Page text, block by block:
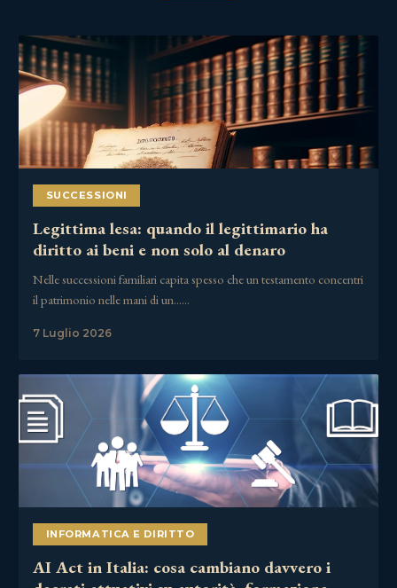
SUCCESSIONI
Legittima lesa: quando il legittimario ha
diritto ai beni e non solo al denaro
Nelle successioni familiari capita spesso che un testamento concentri
il patrimonio nelle mani di un……
7 Luglio 2026
INFORMATICA E DIRITTO
AI Act in Italia: cosa cambiano davvero i